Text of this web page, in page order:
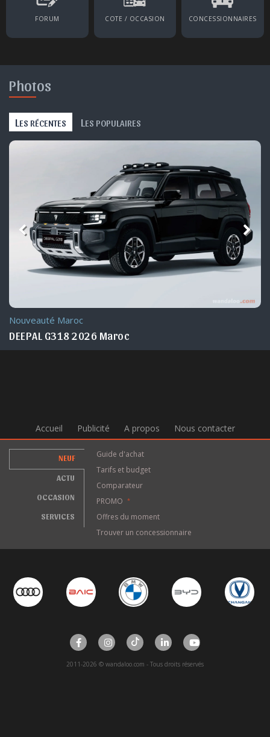
FORUM COTE / OCCASION CONCESSIONNAIRES
Photos
L ES RÉCENTES L ES POPULAIRES
Nouveauté Maroc
DEEPAL G318 2026 Maroc
Accueil Publicité A propos Nous contacter
NEUF
ACTU
OCCASION
SERVICES
Guide d'achat
Tarifs et budget
Comparateur
PROMO
*
Offres du moment
Trouver un concessionnaire
2011-2026 © wandaloo.com - Tous droits réservés